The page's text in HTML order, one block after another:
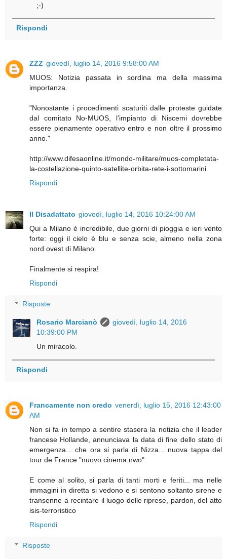
;-)
Rispondi
ZZZ giovedì, luglio 14, 2016 9:58:00 AM
MUOS: Notizia passata in sordina ma della massima
importanza.
"Nonostante i procedimenti scaturiti dalle proteste guidate
dal comitato No-MUOS, l’impianto di Niscemi dovrebbe
essere pienamente operativo entro e non oltre il prossimo
anno."
http://www.difesaonline.it/mondo-militare/muos-completata-
la-costellazione-quinto-satellite-orbita-rete-i-sottomarini
Rispondi
Il Disadattato giovedì, luglio 14, 2016 10:24:00 AM
Qui a Milano è incredibile, due giorni di pioggia e ieri vento
forte: oggi il cielo è blu e senza scie, almeno nella zona
nord ovest di Milano.
Finalmente si respira!
Rispondi
Risposte
Rosario Marcianò
giovedì, luglio 14, 2016
10:39:00 PM
Un miracolo.
Rispondi
Francamente non credo venerdì, luglio 15, 2016 12:43:00
AM
Non si fa in tempo a sentire stasera la notizia che il leader
francese Hollande, annunciava la data di fine dello stato di
emergenza... che ora si parla di Nizza... nuova tappa del
tour de France "nuovo cinema nwo".
E come al solito, si parla di tanti morti e feriti... ma nelle
immagini in diretta si vedono e si sentono soltanto sirene e
transenne a recintare il luogo delle riprese, pardon, del atto
isis-terroristico
Rispondi
Risposte